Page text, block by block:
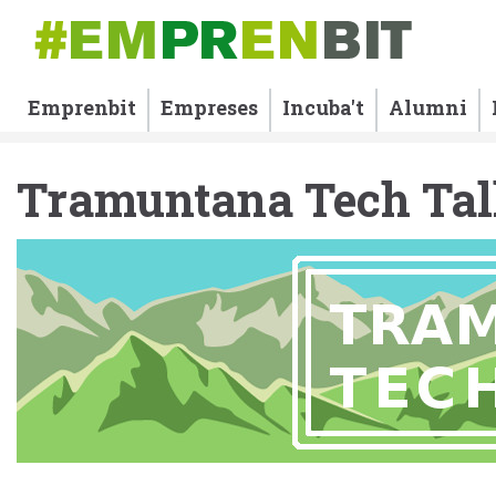
Emprenbit Empreses Incuba't Alumni
Tramuntana Tech